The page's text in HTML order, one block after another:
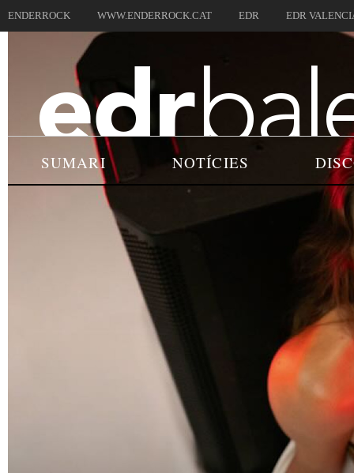
ENDERROCK WWW.ENDERROCK.CAT EDR EDR
SUMARI NOTÍCIES